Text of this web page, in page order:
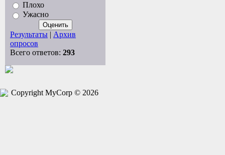
Плохо
Ужасно
Результаты | Архив
опросов
Всего ответов: 293
Copyright MyCorp © 2026